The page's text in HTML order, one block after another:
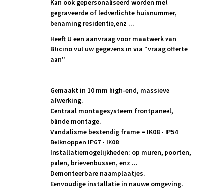
Kan ook gepersonaliseerd worden met
gegraveerde of ledverlichte huisnummer,
benaming residentie,enz ...
Heeft U een aanvraag voor maatwerk van
Bticino vul uw gegevens in via "vraag offerte
aan"
Gemaakt in 10 mm high-end, massieve
afwerking.
Centraal montagesysteem frontpaneel,
blinde montage.
Vandalisme bestendig frame = IK08 - IP54
Belknoppen IP67 - IK08
Installatiemogelijkheden: op muren, poorten,
palen, brievenbussen, enz ...
Demonteerbare naamplaatjes.
Eenvoudige installatie in nauwe omgeving.